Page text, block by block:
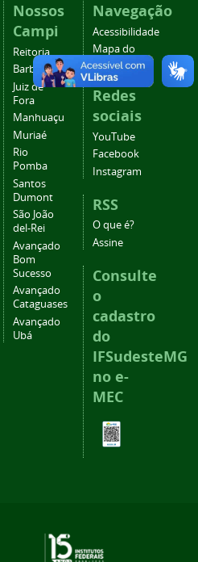
Nossos
Campi
Reitoria
Barbacena
Juiz de
Fora
Manhuaçu
Muriaé
Rio
Pomba
Santos
Dumont
São João
del-Rei
Avançado
Bom
Sucesso
Avançado
Cataguases
Avançado
Ubá
Navegação
Acessibilidade
Mapa do
site
Redes
sociais
YouTube
Facebook
Instagram
RSS
O que é?
Assine
Consulte
o
cadastro
do
IFSudesteMG
no e-
MEC